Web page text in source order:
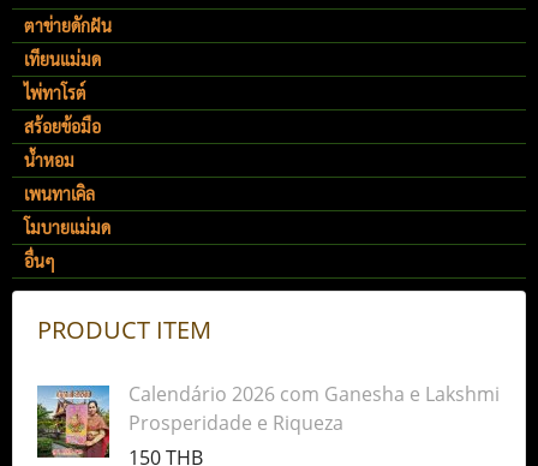
ตาข่ายดักฝัน
เทียนแม่มด
ไพ่ทาโรต์
สร้อยข้อมือ
น้ำหอม
เพนทาเคิล
โมบายแม่มด
อื่นๆ
PRODUCT ITEM
Calendário 2026 com Ganesha e Lakshmi
Prosperidade e Riqueza
150 THB